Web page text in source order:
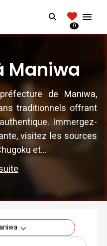
Search
0
Maniwa
de Maniwa,
traditionnels offrant
Immergez-
visitez les sources
et...